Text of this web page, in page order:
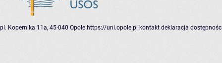
pl. Kopernika 11a, 45-040 Opole https://uni.opole.pl kontakt deklaracja